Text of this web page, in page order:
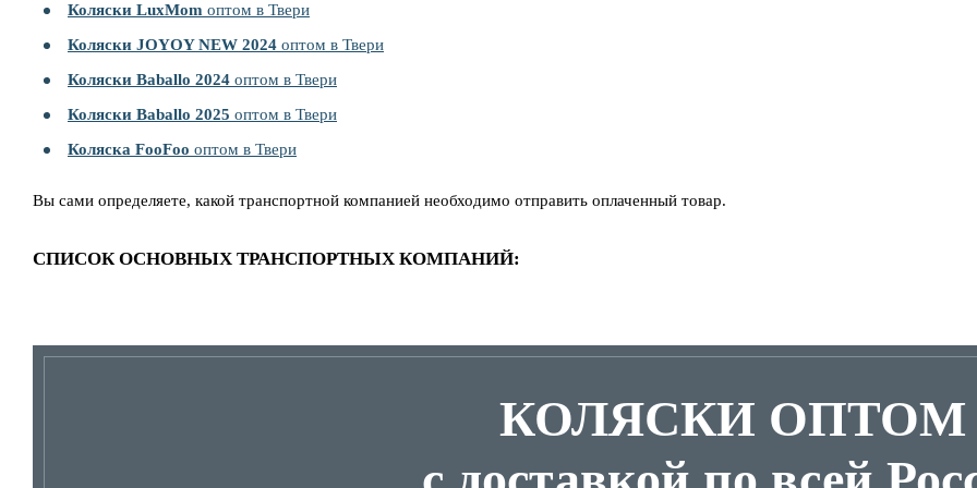
Коляски LuxMom оптом в Твери
Коляски JOYOY NEW 2024 оптом в Твери
Коляски Baballo 2024 оптом в Твери
Коляски Baballo 2025 оптом в Твери
Коляска FooFoo оптом в Твери
Вы сами определяете, какой транспортной компанией необходимо отправить оплаченный товар.
СПИСОК ОСНОВНЫХ ТРАНСПОРТНЫХ КОМПАНИЙ:
КОЛЯСКИ ОПТОМ